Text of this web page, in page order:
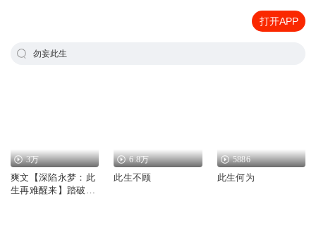
打开APP
勿妄此生
3万
爽文【深陷永梦：此
生再难醒来】踏破虚
6.8万
此生不顾
5886
此生何为